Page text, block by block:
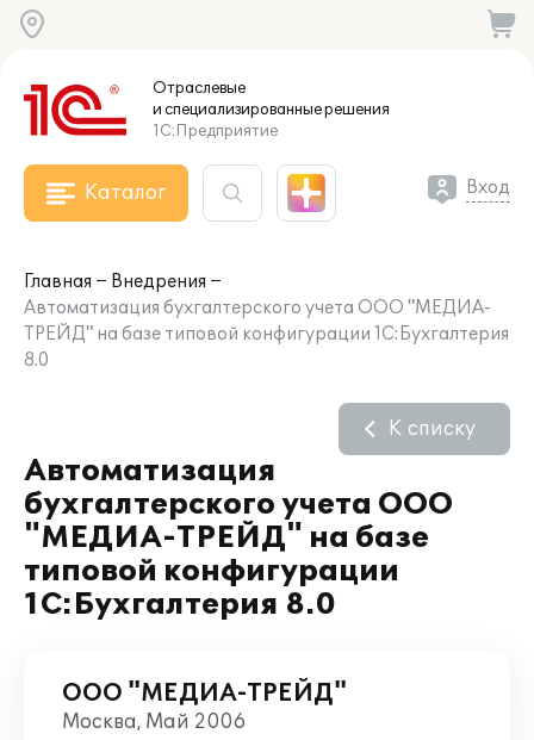
Отраслевые
и специализированныерешения
1С:Предприятие
Каталог Вход
Главная
Внедрения
Автоматизация бухгалтерского учета ООО "МЕДИА-
ТРЕЙД" на базе типовой конфигурации 1С:Бухгалтерия
8.0
Автоматизация
бухгалтерского учета ООО
"МЕДИА-ТРЕЙД" на базе
типовой конфигурации
1С:Бухгалтерия 8.0
К списку
ООО "МЕДИА-ТРЕЙД"
Москва, Май 2006